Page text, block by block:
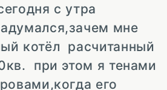
с утра
мне
котёл расчитанный
при этом я тенами
его